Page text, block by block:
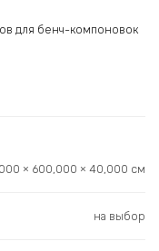
для бенч-компоновок
× 600,000 × 40,000 см
на выбор